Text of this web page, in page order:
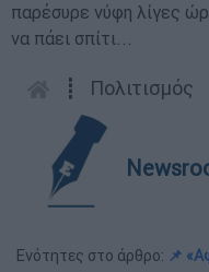
παρέσυρε νύφη λίγες
να πάει σπίτι...
┋ Πολιτισμός
Ενότητες στο άρθρο: 📌